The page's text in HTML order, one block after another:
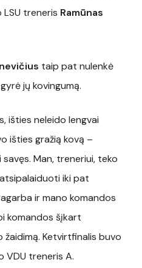
treneris Ramūnas
taip pat nulenkė
jų kovingumą.
išties neleido lengvai
išties gražią kovą –
Man, treneriui, teko
iki pat
ir mano komandos
komandos šįkart
Ketvirtfinalis buvo
VDU treneris A.